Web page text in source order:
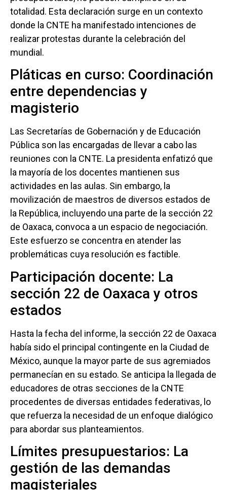
totalidad. Esta declaración surge en un contexto
donde la CNTE ha manifestado intenciones de
realizar protestas durante la celebración del
mundial.
Pláticas en curso: Coordinación
entre dependencias y
magisterio
Las Secretarías de Gobernación y de Educación
Pública son las encargadas de llevar a cabo las
reuniones con la CNTE. La presidenta enfatizó que
la mayoría de los docentes mantienen sus
actividades en las aulas. Sin embargo, la
movilización de maestros de diversos estados de
la República, incluyendo una parte de la sección 22
de Oaxaca, convoca a un espacio de negociación.
Este esfuerzo se concentra en atender las
problemáticas cuya resolución es factible.
Participación docente: La
sección 22 de Oaxaca y otros
estados
Hasta la fecha del informe, la sección 22 de Oaxaca
había sido el principal contingente en la Ciudad de
México, aunque la mayor parte de sus agremiados
permanecían en su estado. Se anticipa la llegada de
educadores de otras secciones de la CNTE
procedentes de diversas entidades federativas, lo
que refuerza la necesidad de un enfoque dialógico
para abordar sus planteamientos.
Límites presupuestarios: La
gestión de las demandas
magisteriales